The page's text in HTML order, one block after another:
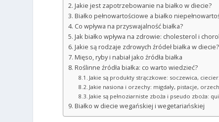
Jakie jest zapotrzebowanie na białko w diecie?
Białko pełnowartościowe a białko
Co wpływa na przyswajalność białka?
Jak białko wpływa na zdrowie: cholesterol i
Jakie są rodzaje zdrowych źródeł białka w diecie?
Mięso, ryby i nabiał jako źródła białka
Roślinne źródła białka: co warto wiedzieć?
Jakie są produkty strączkowe: soczewica,
Jakie nasiona i orzechy: migdały, pistacje,
Jakie są pełnoziarniste zboża i pseudo zboża:
Białko w diecie wegańskiej i wegetariańskiej